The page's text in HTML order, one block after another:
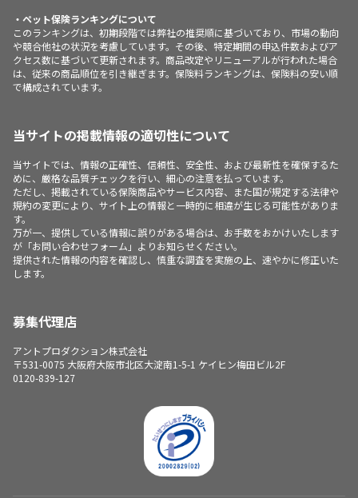
・ペット保険ランキングについて
このランキングは、初期段階では弊社の推奨順に基づいており、市場の動向
や競合他社の状況を考慮しています。その後、特定期間の申込件数およびア
クセス数に基づいて更新されます。商品改定やリニューアルが行われた場合
は、従来の商品順位を引き継ぎます。保険料ランキングは、保険料の安い順
で構成されています。
当サイトの掲載情報の適切性について
当サイトでは、情報の正確性、信頼性、安全性、および最新性を確保するた
めに、厳格な品質チェックを行い、細心の注意を払っています。
ただし、掲載されている保険商品やサービス内容、また国が規定する法律や
規約の変更により、サイト上の情報と一時的に相違が生じる可能性がありま
す。
万が一、提供している情報に誤りがある場合は、お手数をおかけいたします
が「お問い合わせフォーム」よりお知らせください。
提供された情報の内容を確認し、慎重な調査を実施の上、速やかに修正いた
します。
募集代理店
アントプロダクション株式会社
〒531-0075 大阪府大阪市北区大淀南1-5-1 ケイヒン梅田ビル2F
0120-839-127